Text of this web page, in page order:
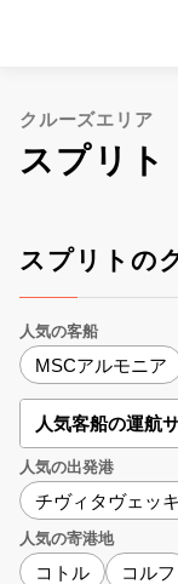
クルーズエリア
スプリト
スプリトの
人気の客船
MSCアルモニア
人気客船の運航
人気の出発港
チヴィタヴェッ
人気の寄港地
コトル コルフ